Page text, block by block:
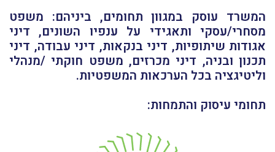
המשרד עוסק במגוון תחומים, ביניהם: משפט
מסחרי/עסקי ותאגידי על ענפיו השונים, דיני
אגודות שיתופיות, דיני בנקאות, דיני עבודה, דיני
תכנון ובניה, דיני מכרזים, משפט חוקתי /מנהלי
וליטיגציה בכל הערכאות המשפטיות.
תחומי עיסוק והתמחות: